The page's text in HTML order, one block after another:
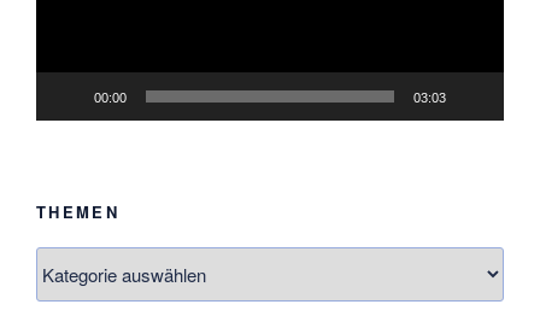
00:00 03:03
THEMEN